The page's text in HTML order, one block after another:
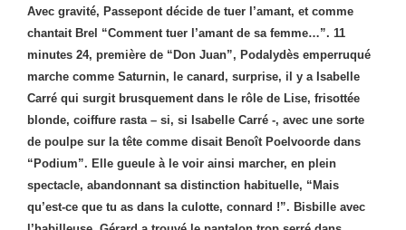
Avec gravité, Passepont décide de tuer l’amant, et comme
chantait Brel “Comment tuer l’amant de sa femme…”. 11
minutes 24, première de “Don Juan”, Podalydès emperruqué
marche comme Saturnin, le canard, surprise, il y a Isabelle
Carré qui surgit brusquement dans le rôle de Lise, frisottée
blonde, coiffure rasta – si, si Isabelle Carré -, avec une sorte
de poulpe sur la tête comme disait Benoît Poelvoorde dans
“Podium”. Elle gueule à le voir ainsi marcher, en plein
spectacle, abandonnant sa distinction habituelle, “Mais
qu’est-ce que tu as dans la culotte, connard !”. Bisbille avec